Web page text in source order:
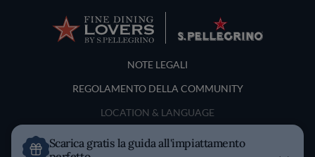
Terms and Conditions
NOTE LEGALI
REGOLAMENTO DELLA COMMUNITY
LOCATION & LANGUAGE
Italia
Scarica gratis la guida all'impiattamento